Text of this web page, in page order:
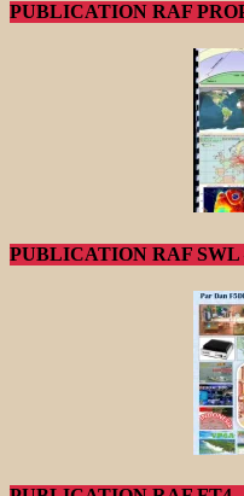
PUBLICATION RAF
PUBLICATION RAF SWL